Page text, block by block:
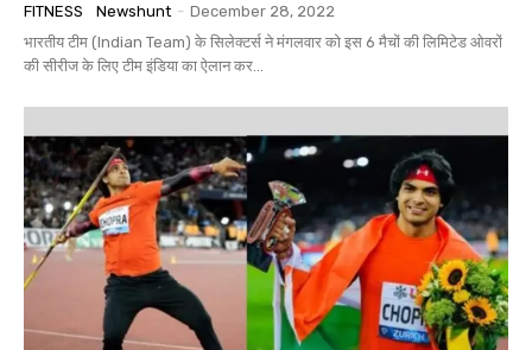
FITNESS Newshunt - December 28, 2022
भारतीय टीम (Indian Team) के सिलेक्टर्स ने मंगलवार को इस 6 मैचों की लिमिटेड ओवरों
की सीरीज के लिए टीम इंडिया का ऐलान कर...